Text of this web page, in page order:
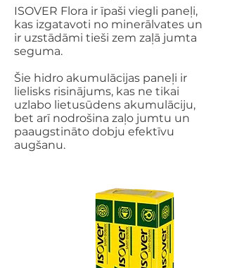
ISOVER Flora ir īpaši viegli paneļi,
kas izgatavoti no minerālvates un
ir uzstādāmi tieši zem zaļā jumta
seguma.
Šie hidro akumulācijas paneļi ir
lielisks risinājums, kas ne tikai
uzlabo lietusūdens akumulāciju,
bet arī nodrošina zaļo jumtu un
paaugstināto dobju efektīvu
augšanu.